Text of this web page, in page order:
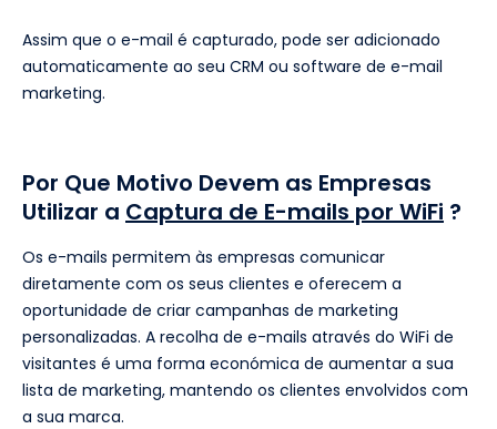
Assim que o e-mail é capturado, pode ser adicionado
automaticamente ao seu CRM ou software de e-mail
marketing.
Por Que Motivo Devem as Empresas
Utilizar a Captura de E-mails por WiFi ?
Os e-mails permitem às empresas comunicar
diretamente com os seus clientes e oferecem a
oportunidade de criar campanhas de marketing
personalizadas. A recolha de e-mails através do WiFi de
visitantes é uma forma económica de aumentar a sua
lista de marketing, mantendo os clientes envolvidos com
a sua marca.